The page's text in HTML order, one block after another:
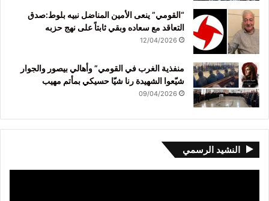
“القومي” ينعى الأمين المناضل نبيه بلوط:صدق
التعاقد مع سعاده وبقي ثابتاً على نهج حزبه
12/04/2026
منفذية الغرب في القومي” وأهالي بيصور والجوار
شيّعوا الشهيدة رنا شيّا حسيكي بمأتم مهيب
09/04/2026
النشيد الرسمي